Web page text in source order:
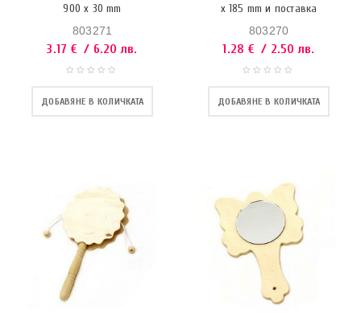
900 x 30 mm
803271
3.17 € / 6.20 лв.
ДОБАВЯНЕ В КОЛИЧКАТА
x 185 mm и поставка
803270
1.28 € / 2.50 лв.
ДОБАВЯНЕ В КОЛИЧКАТА